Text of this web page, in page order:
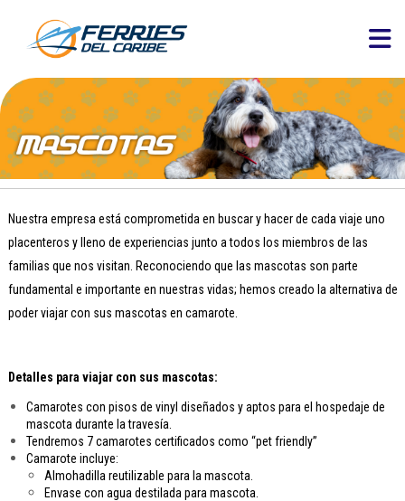
Nuestra empresa está comprometida en buscar y hacer de cada viaje uno
placenteros y lleno de experiencias junto a todos los miembros de las
familias que nos visitan. Reconociendo que las mascotas son parte
fundamental e importante en nuestras vidas; hemos creado la alternativa de
poder viajar con sus mascotas en camarote.
Detalles para viajar con sus mascotas:
Camarotes con pisos de vinyl diseñados y aptos para el hospedaje de
mascota durante la travesía.
Tendremos 7 camarotes certificados como “pet friendly”
Camarote incluye:
Almohadilla reutilizable para la mascota.
Envase con agua destilada para mascota.